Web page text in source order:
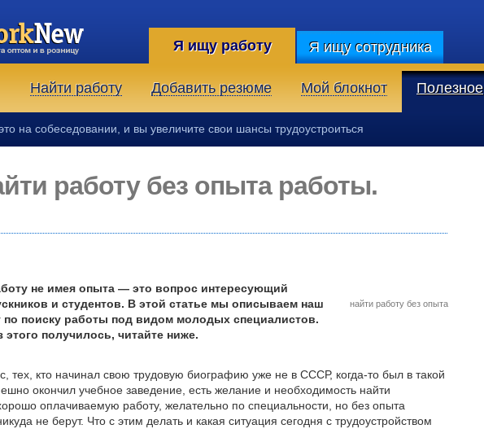
Я ищу работу Я ищу сотрудника
Найти работу Добавить резюме Мой блокнот Полезное
н
работу без опыта работы.
найти работу без опыта
не имея опыта — это вопрос интересующий
и студентов. В этой статье мы описываем наш
по поиску работы под видом молодых специалистов.
этого получилось, читайте ниже.
тех, кто начинал свою трудовую биографию уже не в СССР, когда-то был в такой
окончил учебное заведение, есть желание и необходимость найти
оплачиваемую работу, желательно по специальности, но без опыта
не берут. Что с этим делать и какая ситуация сегодня с трудоустройством